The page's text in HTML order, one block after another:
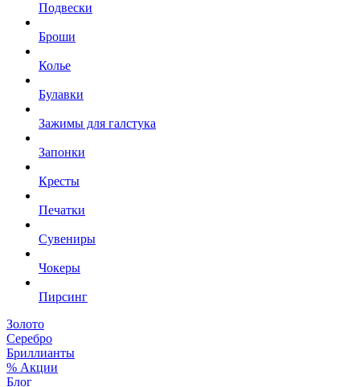
Подвески
Броши
Колье
Булавки
Зажимы для галстука
Запонки
Кресты
Печатки
Сувениры
Чокеры
Пирсинг
Золото
Серебро
Бриллианты
% Акции
Блог